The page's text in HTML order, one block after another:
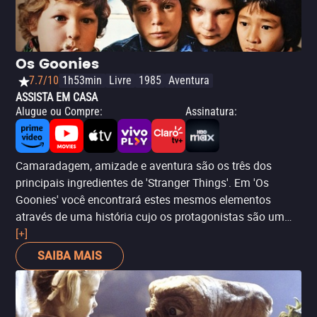
Os Goonies
7.7/10 1h53min Livre 1985 Aventura
ASSISTA EM CASA
Alugue ou Compre: Assinatura:
Camaradagem, amizade e aventura são os três dos
principais ingredientes de 'Stranger Things'. Em 'Os
Goonies' você encontrará estes mesmos elementos
através de uma história cujo os protagonistas são um
grupo de crianças que se chamam "os Goonies". Eles
embarcam em uma aventura para encontrar um tesouro
perdido depois de tropeçar em um mapa antigo do
século 17. Vale citar que 'Stranger Things' prestou
homenagem em seus cartazes promocionais e na
[+]
SAIBA MAIS